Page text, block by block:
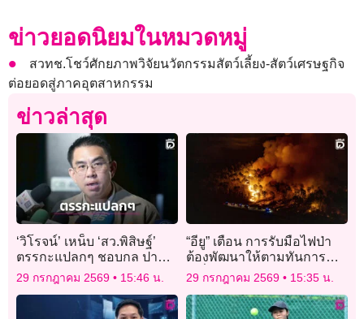
ข่าวยอดนิยมในหมวดหมู่
สวทช.โชว์ศักยภาพวิจัยนวัตกรรมสัตว์เลี้ยง-สัตว์เศรษฐกิจ
ต่อยอดสู่ภาคอุตสาหกรรม
ข่าวล่าสุด
‘วิโรจน์’ เหน็บ ‘สว.พิสิษฐ์’
ตรรกะแปลกๆ ชอบกล ปาก
บอกว่าไม่มีปัญหาแต่ไม่กล้า
ให้ตรวจเส้นเงิน
29 กรกฎาคม 2569 15:46 น.
“อียู” เตือน การรับมือไฟป่า
ต้องพัฒนาให้ตามทันการ
เปลี่ยนแปลงสภาพอากาศ
29 กรกฎาคม 2569 15:35 น.